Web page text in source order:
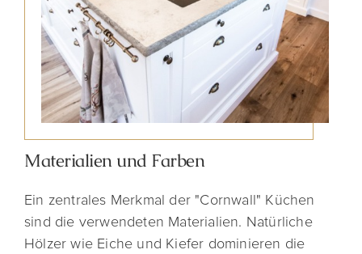
Materialien und Farben
Ein zentrales Merkmal der "Cornwall" Küchen
sind die verwendeten Materialien. Natürliche
Hölzer wie Eiche und Kiefer dominieren die